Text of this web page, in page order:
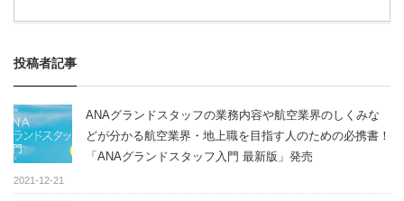
投稿者記事
ANAグランドスタッフの業務内容や航空業界のしくみな
どが分かる航空業界・地上職を目指す人のための必携書！
「ANAグランドスタッフ入門 最新版」発売
2021-12-21